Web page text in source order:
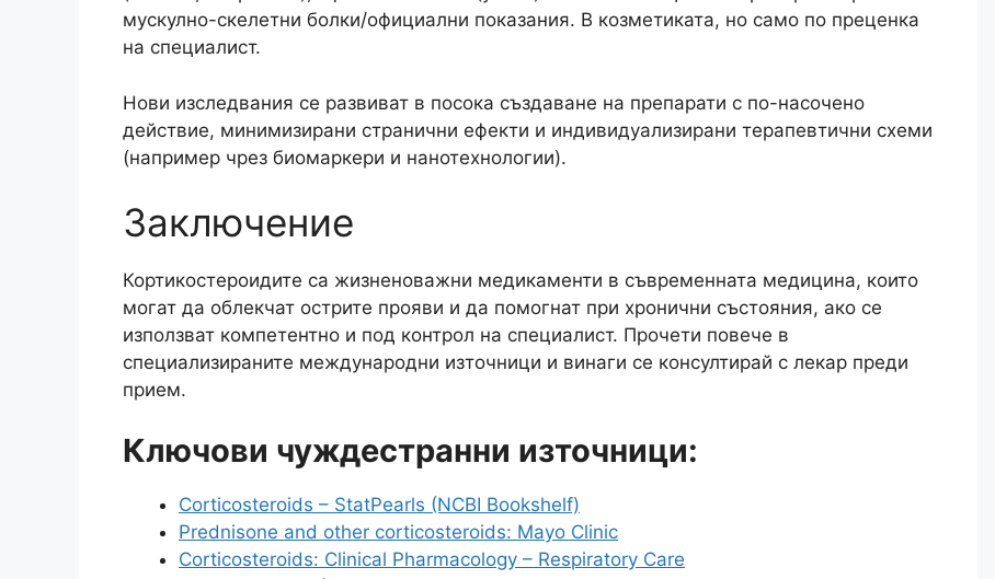
мускулно-скелетни болки/официални показания. В козметиката, но само по преценка
на специалист.
Нови изследвания се развиват в посока създаване на препарати с по-насочено
действие, минимизирани странични ефекти и индивидуализирани терапевтични схеми
(например чрез биомаркери и нанотехнологии).
Заключение
Кортикостероидите са жизненоважни медикаменти в съвременната медицина, които
могат да облекчат острите прояви и да помогнат при хронични състояния, ако се
използват компетентно и под контрол на специалист. Прочети повече в
специализираните международни източници и винаги се консултирай с лекар преди
прием.
Ключови чуждестранни източници:
Corticosteroids – StatPearls (NCBI Bookshelf)
Prednisone and other corticosteroids: Mayo Clinic
Corticosteroids: Clinical Pharmacology – Respiratory Care